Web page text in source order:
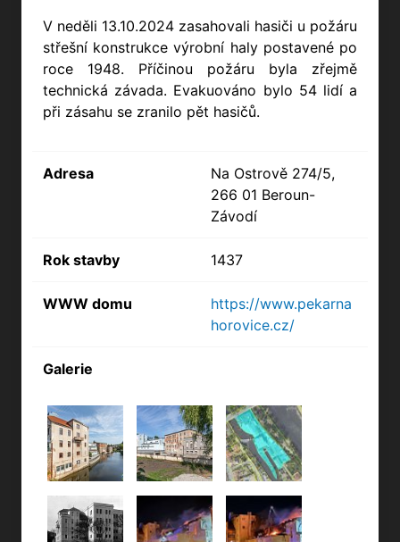
V neděli 13.10.2024 zasahovali hasiči u požáru
střešní konstrukce výrobní haly postavené po
roce 1948. Příčinou požáru byla zřejmě
technická závada. Evakuováno bylo 54 lidí a
při zásahu se zranilo pět hasičů.
Adresa
Na Ostrově 274/5,
266 01 Beroun-
Závodí
Rok stavby 1437
WWW domu
https://www.pekarna
horovice.cz/
Galerie